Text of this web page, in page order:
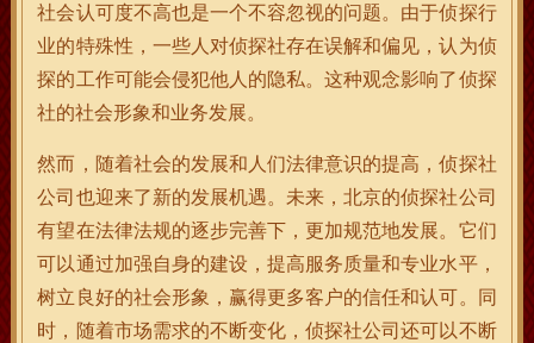
社会认可度不高也是一个不容忽视的问题。由于侦探行
业的特殊性，一些人对侦探社存在误解和偏见，认为侦
探的工作可能会侵犯他人的隐私。这种观念影响了侦探
社的社会形象和业务发展。
然而，随着社会的发展和人们法律意识的提高，侦探社
公司也迎来了新的发展机遇。未来，北京的侦探社公司
有望在法律法规的逐步完善下，更加规范地发展。它们
可以通过加强自身的建设，提高服务质量和专业水平，
树立良好的社会形象，赢得更多客户的信任和认可。同
时，随着市场需求的不断变化，侦探社公司还可以不断